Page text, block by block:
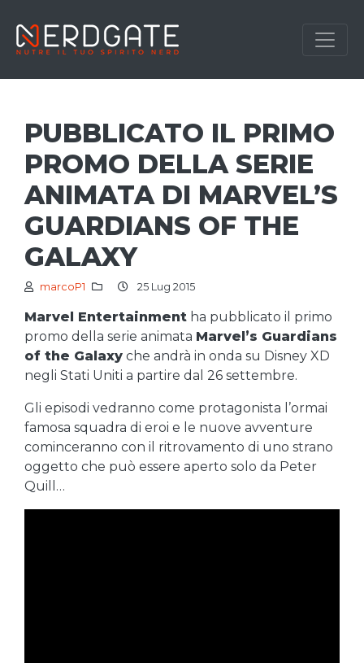
PUBBLICATO IL PRIMO
PROMO DELLA SERIE
ANIMATA DI MARVEL’S
GUARDIANS OF THE
GALAXY
marcoP1 25 Lug 2015
Marvel Entertainment ha pubblicato il primo
promo della serie animata Marvel’s Guardians
of the Galaxy che andrà in onda su Disney XD
negli Stati Uniti a partire dal 26 settembre.
Gli episodi vedranno come protagonista l’ormai
famosa squadra di eroi e le nuove avventure
cominceranno con il ritrovamento di uno strano
oggetto che può essere aperto solo da Peter
Quill…